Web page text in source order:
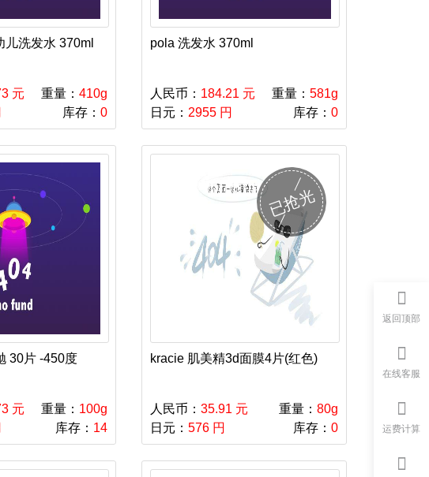
儿洗发水 370ml
元 重量： 410g
库存： 0
pola 洗发水 370ml
人民币： 184.21 元 重量： 581g
日元： 2955 円 库存： 0
30片 -450度
元 重量： 100g
库存： 14
已抢光
kracie 肌美精3d面膜4片(红色)
人民币： 35.91 元 重量： 80g
日元： 576 円 库存： 0
返回顶部
在线客服
运费计算